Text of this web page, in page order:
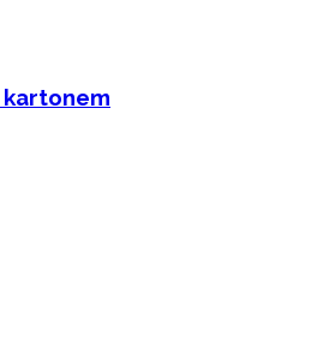
kartonem